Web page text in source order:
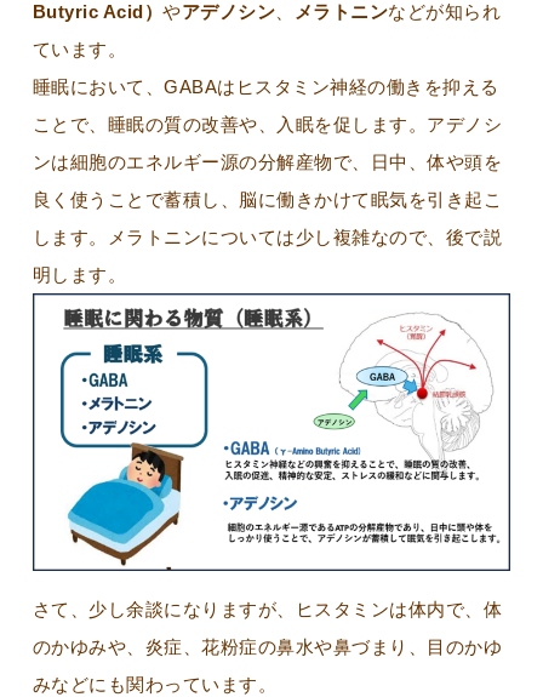
Butyric Acid）やアデノシン メラトニンなどが知られ
ています。
睡眠において、GABAはヒスタミン神経の働きを抑える
ことで、睡眠の質の改善や、入眠を促します。アデノシ
ンは細胞のエネルギー源の分解産物で、日中、体や頭を
良く使うことで蓄積し、脳に働きかけて眠気を引き起こ
します。メラトニンについては少し複雑なので、後で説
明します。
さて、少し余談になりますが、ヒスタミンは体内で、体
のかゆみや、炎症、花粉症の鼻水や鼻づまり、目のかゆ
みなどにも関わっています。